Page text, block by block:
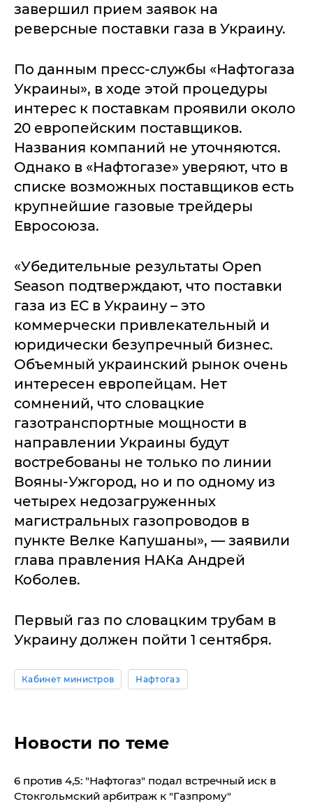
завершил прием заявок на
реверсные поставки газа в Украину.
По данным пресс-службы «Нафтогаза
Украины», в ходе этой процедуры
интерес к поставкам проявили около
20 европейским поставщиков.
Названия компаний не уточняются.
Однако в «Нафтогазе» уверяют, что в
списке возможных поставщиков есть
крупнейшие газовые трейдеры
Евросоюза.
«Убедительные результаты Open
Season подтверждают, что поставки
газа из ЕС в Украину – это
коммерчески привлекательный и
юридически безупречный бизнес.
Объемный украинский рынок очень
интересен европейцам. Нет
сомнений, что словацкие
газотранспортные мощности в
направлении Украины будут
востребованы не только по линии
Вояны-Ужгород, но и по одному из
четырех недозагруженных
магистральных газопроводов в
пункте Велке Капушаны», — заявили
глава правления НАКа Андрей
Коболев.
Первый газ по словацким трубам в
Украину должен пойти 1 сентября.
Кабинет министров Нафтогаз
Новости по теме
6 против 4,5: "Нафтогаз" подал встречный иск в
Стокгольмский арбитраж к "Газпрому"